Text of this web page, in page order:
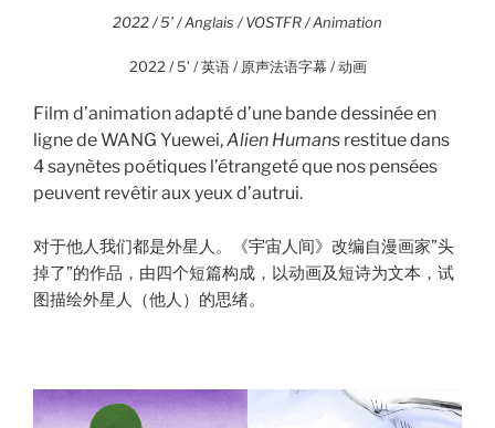
2022 / 5’ / Anglais / VOSTFR / Animation
2022 / 5’ / 英语 / 原声法语字幕 / 动画
Film d’animation adapté d’une bande dessinée en
ligne de WANG Yuewei,Alien Humans restitue dans
4 saynètes poétiques l’étrangeté que nos pensées
peuvent revêtir aux yeux d’autrui.
对于他人我们都是外星人。《宇宙人间》改编自漫画家”头
掉了”的作品，由四个短篇构成，以动画及短诗为文本，试
图描绘外星人（他人）的思绪。